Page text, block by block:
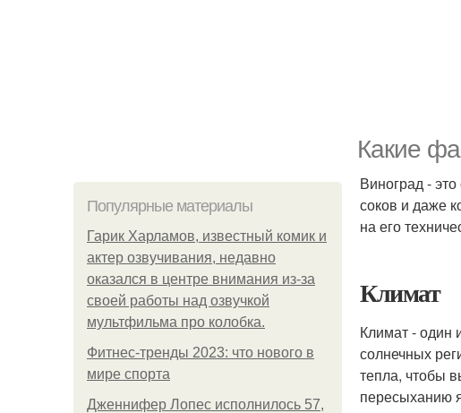
Какие
Популярные материалы
Гарик Харламов, известный комик и
актер озвучивания, недавно
оказался в центре внимания из-за
своей работы над озвучкой
мультфильма про колобка.
Фитнес-тренды 2023: что нового в
мире спорта
Дженнифер Лопес исполнилось 57,
Виноград -
соков и даже
на его
Климат
Климат - один
солнечных
тепла, чтобы
пересыханию